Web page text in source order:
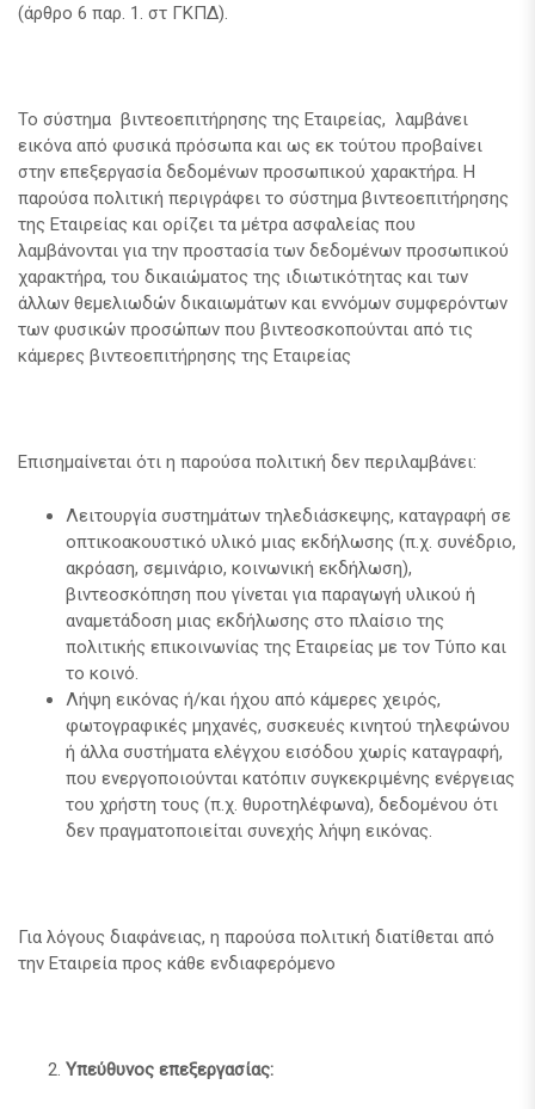
(άρθρο 6 παρ. 1. στ ΓΚΠΔ).
Το σύστημα βιντεοεπιτήρησης της Εταιρείας, λαμβάνει
εικόνα από φυσικά πρόσωπα και ως εκ τούτου προβαίνει
στην επεξεργασία δεδομένων προσωπικού χαρακτήρα. Η
παρούσα πολιτική περιγράφει το σύστημα βιντεοεπιτήρησης
της Εταιρείας και ορίζει τα μέτρα ασφαλείας που
λαμβάνονται για την προστασία των δεδομένων προσωπικού
χαρακτήρα, του δικαιώματος της ιδιωτικότητας και των
άλλων θεμελιωδών δικαιωμάτων και εννόμων συμφερόντων
των φυσικών προσώπων που βιντεοσκοπούνται από τις
κάμερες βιντεοεπιτήρησης της Εταιρείας
Επισημαίνεται ότι η παρούσα πολιτική δεν περιλαμβάνει:
Λειτουργία συστημάτων τηλεδιάσκεψης, καταγραφή σε
οπτικοακουστικό υλικό μιας εκδήλωσης (π.χ. συνέδριο,
ακρόαση, σεμινάριο, κοινωνική εκδήλωση),
βιντεοσκόπηση που γίνεται για παραγωγή υλικού ή
αναμετάδοση μιας εκδήλωσης στο πλαίσιο της
πολιτικής επικοινωνίας της Εταιρείας με τον Τύπο και
το κοινό.
Λήψη εικόνας ή/και ήχου από κάμερες χειρός,
φωτογραφικές μηχανές, συσκευές κινητού τηλεφώνου
ή άλλα συστήματα ελέγχου εισόδου χωρίς καταγραφή,
που ενεργοποιούνται κατόπιν συγκεκριμένης ενέργειας
του χρήστη τους (π.χ. θυροτηλέφωνα), δεδομένου ότι
δεν πραγματοποιείται συνεχής λήψη εικόνας.
Για λόγους διαφάνειας, η παρούσα πολιτική διατίθεται από
την Εταιρεία προς κάθε ενδιαφερόμενο
Υπεύθυνος επεξεργασίας: